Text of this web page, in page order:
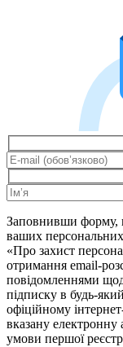
Заповнивши форму,
ваших
«Про захист
отримання email-
повідомленнями
підписку в будь-
офіційному
вказану електронну
умови першої